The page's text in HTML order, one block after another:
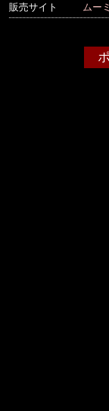
販売サイト ムー